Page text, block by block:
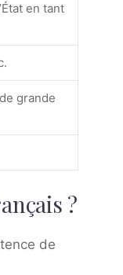
en tant
grande
?
de